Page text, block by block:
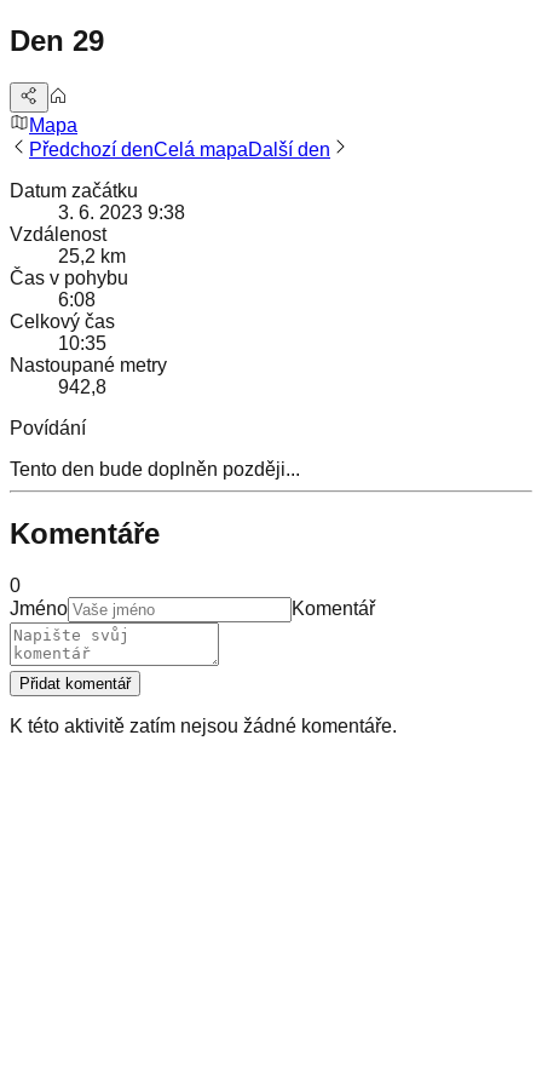
Den 29
Mapa
Předchozí denCelá mapaDalší den
Datum začátku
3. 6. 2023 9:38
Vzdálenost
25,2 km
Čas v pohybu
6:08
Celkový čas
10:35
Nastoupané metry
942,8
Povídání
Tento den bude doplněn později...
Komentáře
0
Jméno
Komentář
Přidat komentář
K této aktivitě zatím nejsou žádné komentáře.